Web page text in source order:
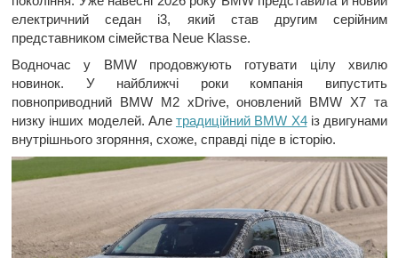
електричний седан i3, який став другим серійним
представником сімейства Neue Klasse.
Водночас у BMW продовжують готувати цілу хвилю
новинок. У найближчі роки компанія випустить
повноприводний BMW M2 xDrive, оновлений BMW X7 та
низку інших моделей. Але традиційний BMW X4із двигунами
внутрішнього згоряння, схоже, справді піде в історію.